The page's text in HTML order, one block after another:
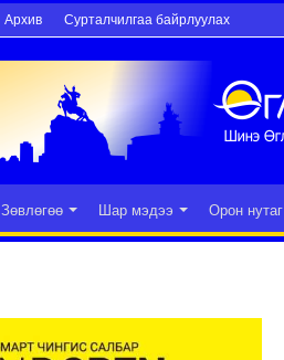
Архив Сурталчилгаа байрлуулах
Зөвлөгөө Шар мэдээ Орон нутаг